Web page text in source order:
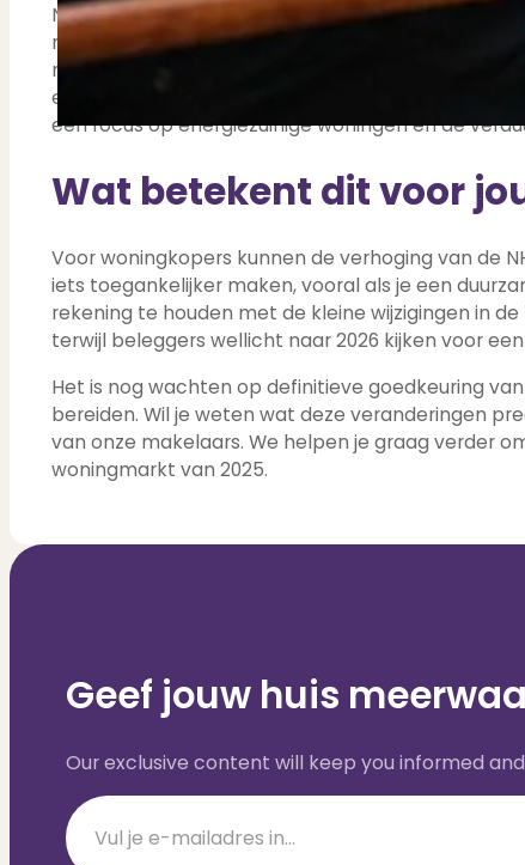
Naast de specifieke veranderingen op het gebied
realiseren van meer woningen en het
nieuwe woningen te bouwen en tegelijkertijd
efficiënter gebruik te maken van de huidige
een focus op energiezuinige woningen en de
Wat betekent dit voor
Voor woningkopers kunnen de verhoging van de
iets toegankelijker maken, vooral als je een
rekening te houden met de kleine wijzigingen in
terwijl beleggers wellicht naar 2026 kijken voor
Het is nog wachten op definitieve goedkeuring
bereiden. Wil je weten wat deze veranderingen
van onze makelaars. We helpen je graag verder
woningmarkt van 2025.
Geef jouw huis
Our exclusive content will keep you informed
Section